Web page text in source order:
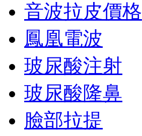
音波拉皮價格
鳳凰電波
玻尿酸注射
玻尿酸隆鼻
臉部拉提